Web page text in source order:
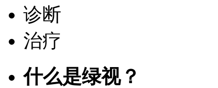
诊断
治疗
什么是绿视？